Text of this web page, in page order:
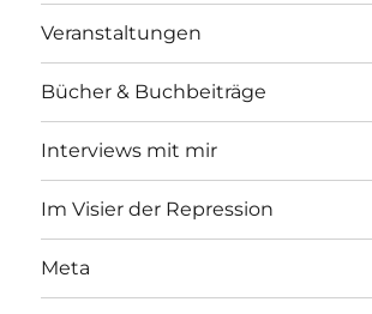
Veranstaltungen
Bücher & Buchbeiträge
Interviews mit mir
Im Visier der Repression
Meta